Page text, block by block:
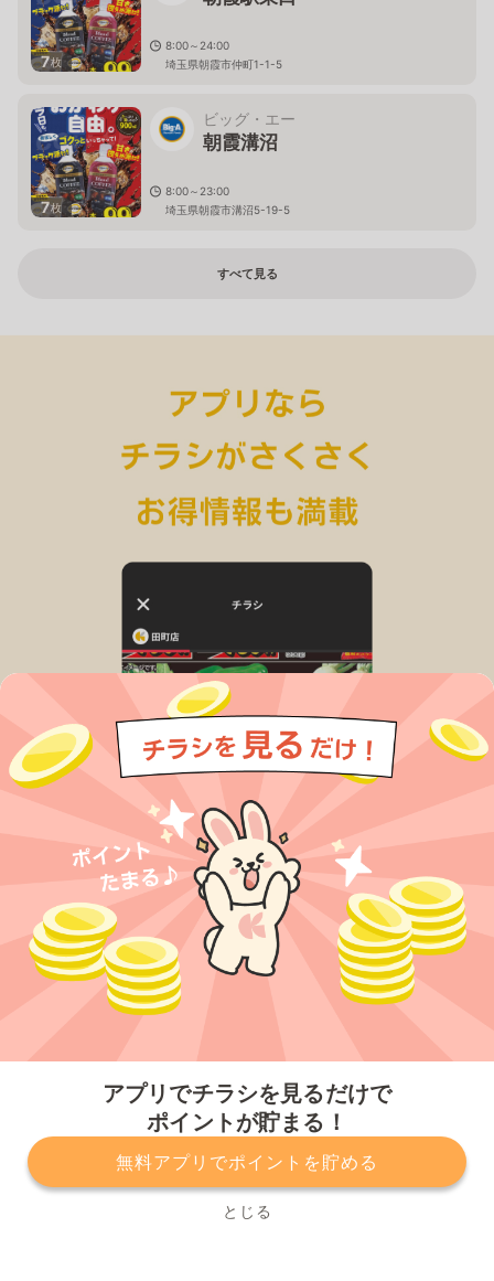
アプリでチラシを見るだけで
ポイントが貯まる！
無料アプリでポイントを貯める
とじる
7枚
8:00～24:00
埼玉県朝霞市仲町1-1-5
7枚
ビッグ・エー
朝霞溝沼
8:00～23:00
埼玉県朝霞市溝沼5-19-5
すべて見る
プライバシーポリシー 利用規約
運営会社
サービスに関してのお問い合わせ